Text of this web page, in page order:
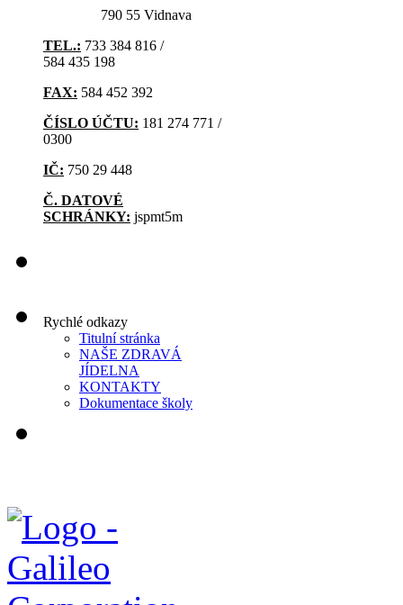
790 55 Vidnava
TEL.: 733 384 816 /
584 435 198
FAX: 584 452 392
ČÍSLO ÚČTU: 181 274 771 /
0300
IČ: 750 29 448
Č. DATOVÉ
SCHRÁNKY: jspmt5m
Rychlé odkazy
Titulní stránka
NAŠE ZDRAVÁ
JÍDELNA
KONTAKTY
Dokumentace školy